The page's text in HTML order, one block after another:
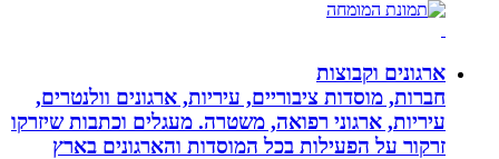
ארגונים וקבוצות
חברות, מוסדות ציבוריים, עיריות, ארגונים וולנטרים,
עיריות, ארגוני רפואה, משטרה. מעגלים וכתבות שיזרקו
זרקור על הפעילות בכל המוסדות והארגונים בארץ